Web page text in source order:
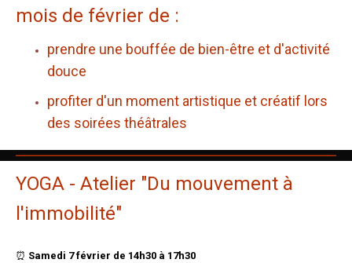
mois de février de :
prendre une bouffée de bien-être et d'activité
douce
profiter d'un moment artistique et créatif lors
des soirées théâtrales
YOGA - Atelier "Du mouvement à
l'immobilité"
⏰ Samedi 7 février de 14h30 à 17h30